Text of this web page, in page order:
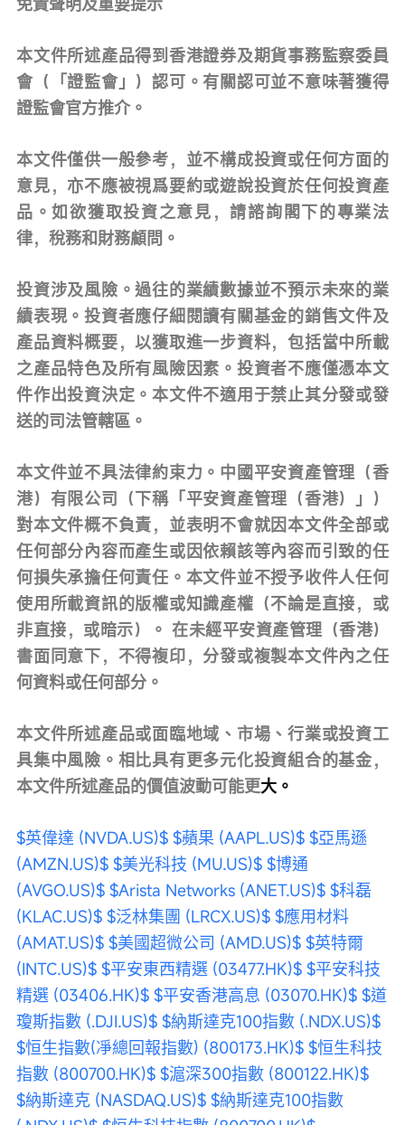
本文件所述產品得到香港證券及期貨事務監察委員
會（「證監會」）認可。有關認可並不意味著獲得
證監會官方推介。
本文件僅供一般參考，並不構成投資或任何方面的
意見，亦不應被視爲要約或遊說投資於任何投資產
品。如欲獲取投資之意見，請諮詢閣下的專業法
律，稅務和財務顧問。
投資涉及風險。過往的業績數據並不預示未來的業
績表現。投資者應仔細閱讀有關基金的銷售文件及
產品資料概要，以獲取進一步資料，包括當中所載
之產品特色及所有風險因素。投資者不應僅憑本文
件作出投資決定。本文件不適用于禁止其分發或發
送的司法管轄區。
本文件並不具法律約束力。中國平安資產管理（香
港）有限公司（下稱「平安資產管理（香港）」）
對本文件概不負責，並表明不會就因本文件全部或
任何部分內容而產生或因依賴該等內容而引致的任
何損失承擔任何責任。本文件並不授予收件人任何
使用所載資訊的版權或知識產權（不論是直接，或
非直接，或暗示）。 在未經平安資產管理（香港）
書面同意下，不得複印，分發或複製本文件內之任
何資料或任何部分。
本文件所述產品或面臨地域、市場、行業或投資工
具集中風險。相比具有更多元化投資組合的基金，
本文件所述產品的價值波動可能更大。
$英偉達 (NVDA.US)$ $蘋果 (AAPL.US)$ $亞馬遜
(AMZN.US)$ $美光科技 (MU.US)$ $博通
(AVGO.US)$ $Arista Networks (ANET.US)$ $科磊
(KLAC.US)$ $泛林集團 (LRCX.US)$ $應用材料
(AMAT.US)$ $美國超微公司 (AMD.US)$ $英特爾
(INTC.US)$ $平安東西精選 (03477.HK)$ $平安科技
精選 (03406.HK)$ $平安香港高息 (03070.HK)$ $道
瓊斯指數 (.DJI.US)$ $納斯達克100指數 (.NDX.US)$
$恒生指數(凈總回報指數) (800173.HK)$ $恒生科技
指數 (800700.HK)$ $滬深300指數 (800122.HK)$
$納斯達克 (NASDAQ.US)$ $納斯達克100指數